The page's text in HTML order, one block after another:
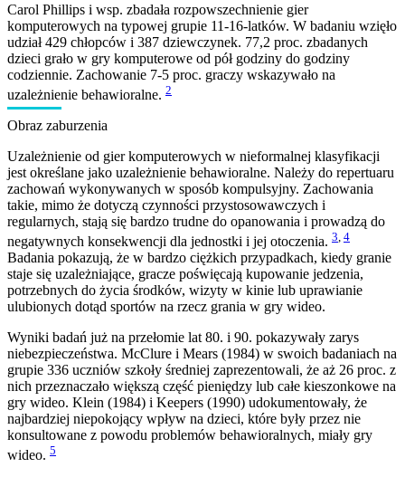
Carol Phillips i wsp. zbadała rozpowszechnienie gier
komputerowych na typowej grupie 11-16-latków. W badaniu wzięło
udział 429 chłopców i 387 dziewczynek. 77,2 proc. zbadanych
dzieci grało w gry komputerowe od pół godziny do godziny
codziennie. Zachowanie 7-5 proc. graczy wskazywało na
uzależnienie behawioralne. 2
Obraz zaburzenia
Uzależnienie od gier komputerowych w nieformalnej klasyfikacji
jest określane jako uzależnienie behawioralne. Należy do repertuaru
zachowań wykonywanych w sposób kompulsyjny. Zachowania
takie, mimo że dotyczą czynności przystosowawczych i
regularnych, stają się bardzo trudne do opanowania i prowadzą do
negatywnych konsekwencji dla jednostki i jej otoczenia. 3, 4
Badania pokazują, że w bardzo ciężkich przypadkach, kiedy granie
staje się uzależniające, gracze poświęcają kupowanie jedzenia,
potrzebnych do życia środków, wizyty w kinie lub uprawianie
ulubionych dotąd sportów na rzecz grania w gry wideo.
Wyniki badań już na przełomie lat 80. i 90. pokazywały zarys
niebezpieczeństwa. McClure i Mears (1984) w swoich badaniach na
grupie 336 uczniów szkoły średniej zaprezentowali, że aż 26 proc. z
nich przeznaczało większą część pieniędzy lub całe kieszonkowe na
gry wideo. Klein (1984) i Keepers (1990) udokumentowały, że
najbardziej niepokojący wpływ na dzieci, które były przez nie
konsultowane z powodu problemów behawioralnych, miały gry
wideo. 5